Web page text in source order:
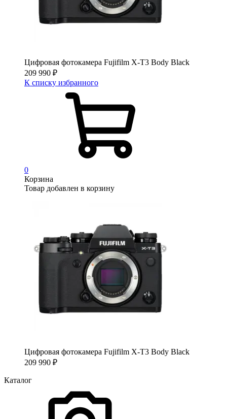
Цифровая фотокамера Fujifilm X-T3 Body Black
209 990 ₽
К списку избранного
0
Корзина
Товар добавлен в корзину
Цифровая фотокамера Fujifilm X-T3 Body Black
209 990 ₽
Каталог